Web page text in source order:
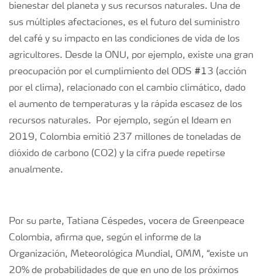
bienestar del planeta y sus recursos naturales. Una de
sus múltiples afectaciones, es el futuro del suministro
del café y su impacto en las condiciones de vida de los
agricultores. Desde la ONU, por ejemplo, existe una gran
preocupación por el cumplimiento del ODS #13 (acción
por el clima), relacionado con el cambio climático, dado
el aumento de temperaturas y la rápida escasez de los
recursos naturales. Por ejemplo, según el Ideam en
2019, Colombia emitió 237 millones de toneladas de
dióxido de carbono (CO2) y la cifra puede repetirse
anualmente.
Por su parte, Tatiana Céspedes, vocera de Greenpeace
Colombia, afirma que, según el informe de la
Organización, Meteorológica Mundial, OMM, “existe un
20% de probabilidades de que en uno de los próximos